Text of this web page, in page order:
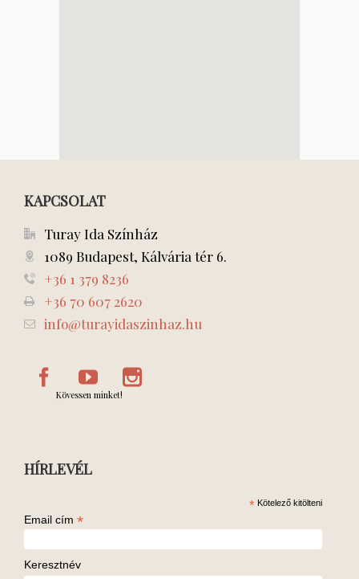
KAPCSOLAT
Turay Ida Színház
1089 Budapest, Kálvária tér 6.
+36 1 379 8236
+36 70 607 2620
info@turayidaszinhaz.hu
Kövessen minket!
HÍRLEVÉL
* Kötelező kitölteni
Email cím *
Keresztnév